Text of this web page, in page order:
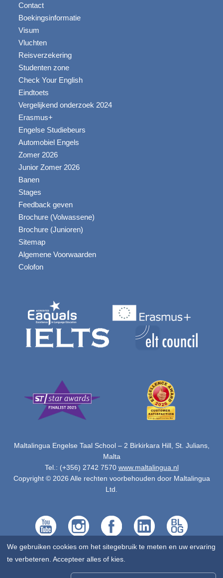
Contact
Boekingsinformatie
Visum
Vluchten
Reisverzekering
Studenten zone
Check Your English
Eindtoets
Vergelijkend onderzoek 2024
Erasmus+
Engelse Studiebeurs
Automobiel Engels
Zomer 2026
Junior Zomer 2026
Banen
Stages
Feedback geven
Brochure (Volwassene)
Brochure (Junioren)
Sitemap
Algemene Voorwaarden
Colofon
Maltalingua Engelse Taal School – 2 Birkirkara Hill, St. Julians,
Malta
Tel.: (+356) 2742 7570 www.maltalingua.nl
Copyright © 2026 Alle rechten voorbehouden door Maltalingua
Ltd.
We gebruiken cookies om het sitegebruik te meten en uw ervaring
te verbeteren. Accepteer alles of kies.